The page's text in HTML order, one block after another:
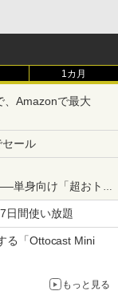
1カ月
、Amazonで最大
ール
単身向け「超おトク
日間使い放題
る「Ottocast Mini
もっと見る